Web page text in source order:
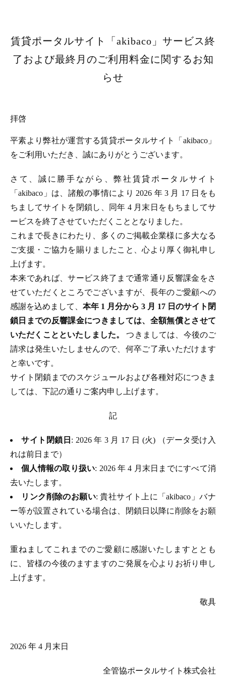
賃貸ポータルサイト「akibaco」サービス終
了および最終月のご利用料金に関するお知
らせ
拝啓
平素より弊社が運営する賃貸ポータルサイト「akibaco」
をご利用いただき、誠にありがとうございます。
さて、誠に勝手ながら、弊社賃貸ポータルサイト
「akibaco」は、諸般の事情により 2026 年 3 月 17 日をも
ちましてサイトを閉鎖し、同年 4 月末日をもちましてサ
ービスを終了させていただくこととなりました。
これまで長きにわたり、多くのご掲載企業様に多大なる
ご支援・ご協力を賜りましたこと、心より厚く御礼申し
上げます。
本来であれば、サービス終了まで通常通り反響課金をさ
せていただくところでございますが、長年のご愛顧への
感謝を込めまして、 本年 1 月分から 3 月 17 日のサイト閉
鎖日までの反響課金につきましては、全額無償とさせて
いただくことといたしました。つきましては、今後のご
請求は発生いたしませんので、何卒ご了承いただけます
と幸いです。
サイト閉鎖までのスケジュールおよび各種対応につきま
しては、下記の通りご案内申し上げます。
記
サイト閉鎖日 : 2026 年 3 月 17 日 (火) （データ受け入
れは前日まで）
個人情報の取り扱い: 2026 年 4 月末日までにすべて消
去いたします。
リンク削除のお願い: 貴社サイト上に「akibaco」バナ
ー等が設置されている場合は、閉鎖日以降に削除をお願
いいたします。
重ねましてこれまでのご愛顧に感謝いたしますととも
に、皆様の今後のますますのご発展を心よりお祈り申し
上げます。
敬具
2026 年 4 月末日
全管協ポータルサイト株式会社